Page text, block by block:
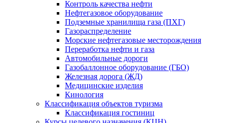
Контроль качества нефти
Нефтегазовое оборудование
Подземные хранилища газа (ПХГ)
Газораспределение
Морские нефтегазовые месторождения
Переработка нефти и газа
Автомобильные дороги
Газобаллонное оборудование (ГБО)
Железная дорога (ЖД)
Медицинские изделия
Кинология
Классификация объектов туризма
Классификация гостиниц